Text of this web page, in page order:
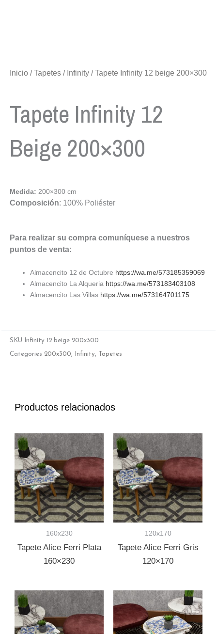
Inicio /Tapetes / Infinity / Tapete Infinity 12 beige 200×300
Tapete Infinity 12
Beige 200×300
Medida: 200×300 cm
Composición: 100% Poliéster
Para realizar su compra comuníquese a nuestros
puntos de venta:
Almacencito 12 de Octubre https://wa.me/573185359069
Almacencito La Alqueria https://wa.me/573183403108
Almacencito Las Villas https://wa.me/573164701175
SKU Infinity 12 beige 200x300
Categories 200x300, Infinity, Tapetes
Productos relacionados
160x230
Tapete Alice Ferri Plata
160×230
120x170
Tapete Alice Ferri Gris
120×170